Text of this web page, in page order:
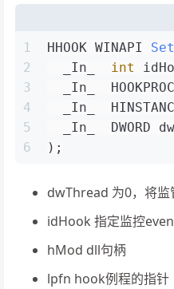
1
2
3
4
5
6
HHOOK WINAPI
  _In_
int
_In_
_In_
_In_  DWORD
) ;
dwThread 为0，将监
idHook 指定监控
hMod dll句柄
lpfn hook例程的指针